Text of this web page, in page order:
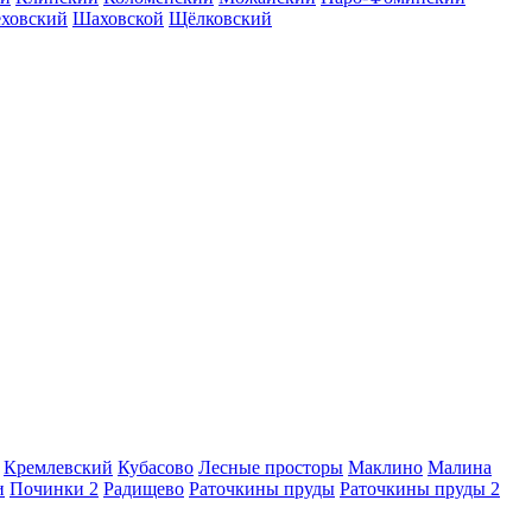
Шаховской Щёлковский
Кремлевский Кубасово Лесные просторы Маклино Малина
Починки 2 Радищево Раточкины пруды Раточкины пруды 2